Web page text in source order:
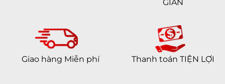
GIẢN
Giao hàng Miễn phí Thanh toán TIỆN LỢI